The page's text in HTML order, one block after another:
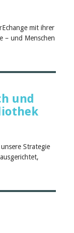
mit ihrer
– und Menschen
und
Strategie